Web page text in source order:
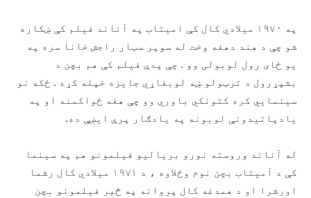
په ۱۹۷۰ میلادي کال کې امیتاب په آناند فیلم کې ښکاره
شو چې د هند دهغه وخت له سوپر سټار راجش خانا سره په
یو ځای رول لوبولی وو . چې پدې فیلم کې هم بچن د
بشپړرول د ترټولو ښه لوبغاړي جایزه خپله کړه . ځکه نو
سینمايي کره کتونکي باوري وو چې هغه ځواکمنه او په
یادپاتیدونې لوبونه په یادګار پرې ایښې ده.
له آناند وروسته نورو بریالیو فیلمونو هم په سینما
کې د آمیتاب بچن نوم وځلاوه ، د ۱۹۷۱ میلادي کال رشما
اورشرا او د همدغه کال پروانه په څیر فیلمونو بچن